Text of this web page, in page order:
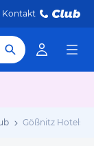
Kontakt
Gößnitz Hotels